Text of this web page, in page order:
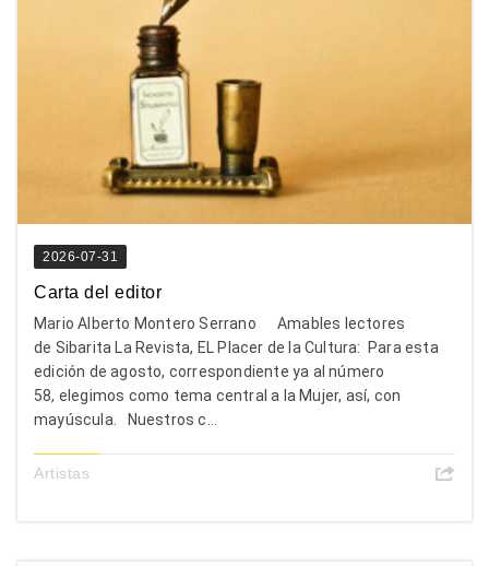
2026-07-31
Carta del editor
Mario Alberto Montero Serrano Amables lectores
de Sibarita La Revista, EL Placer de la Cultura: Para esta
edición de agosto, correspondiente ya al número
58, elegimos como tema central a la Mujer, así, con
mayúscula. Nuestros c...
Artistas